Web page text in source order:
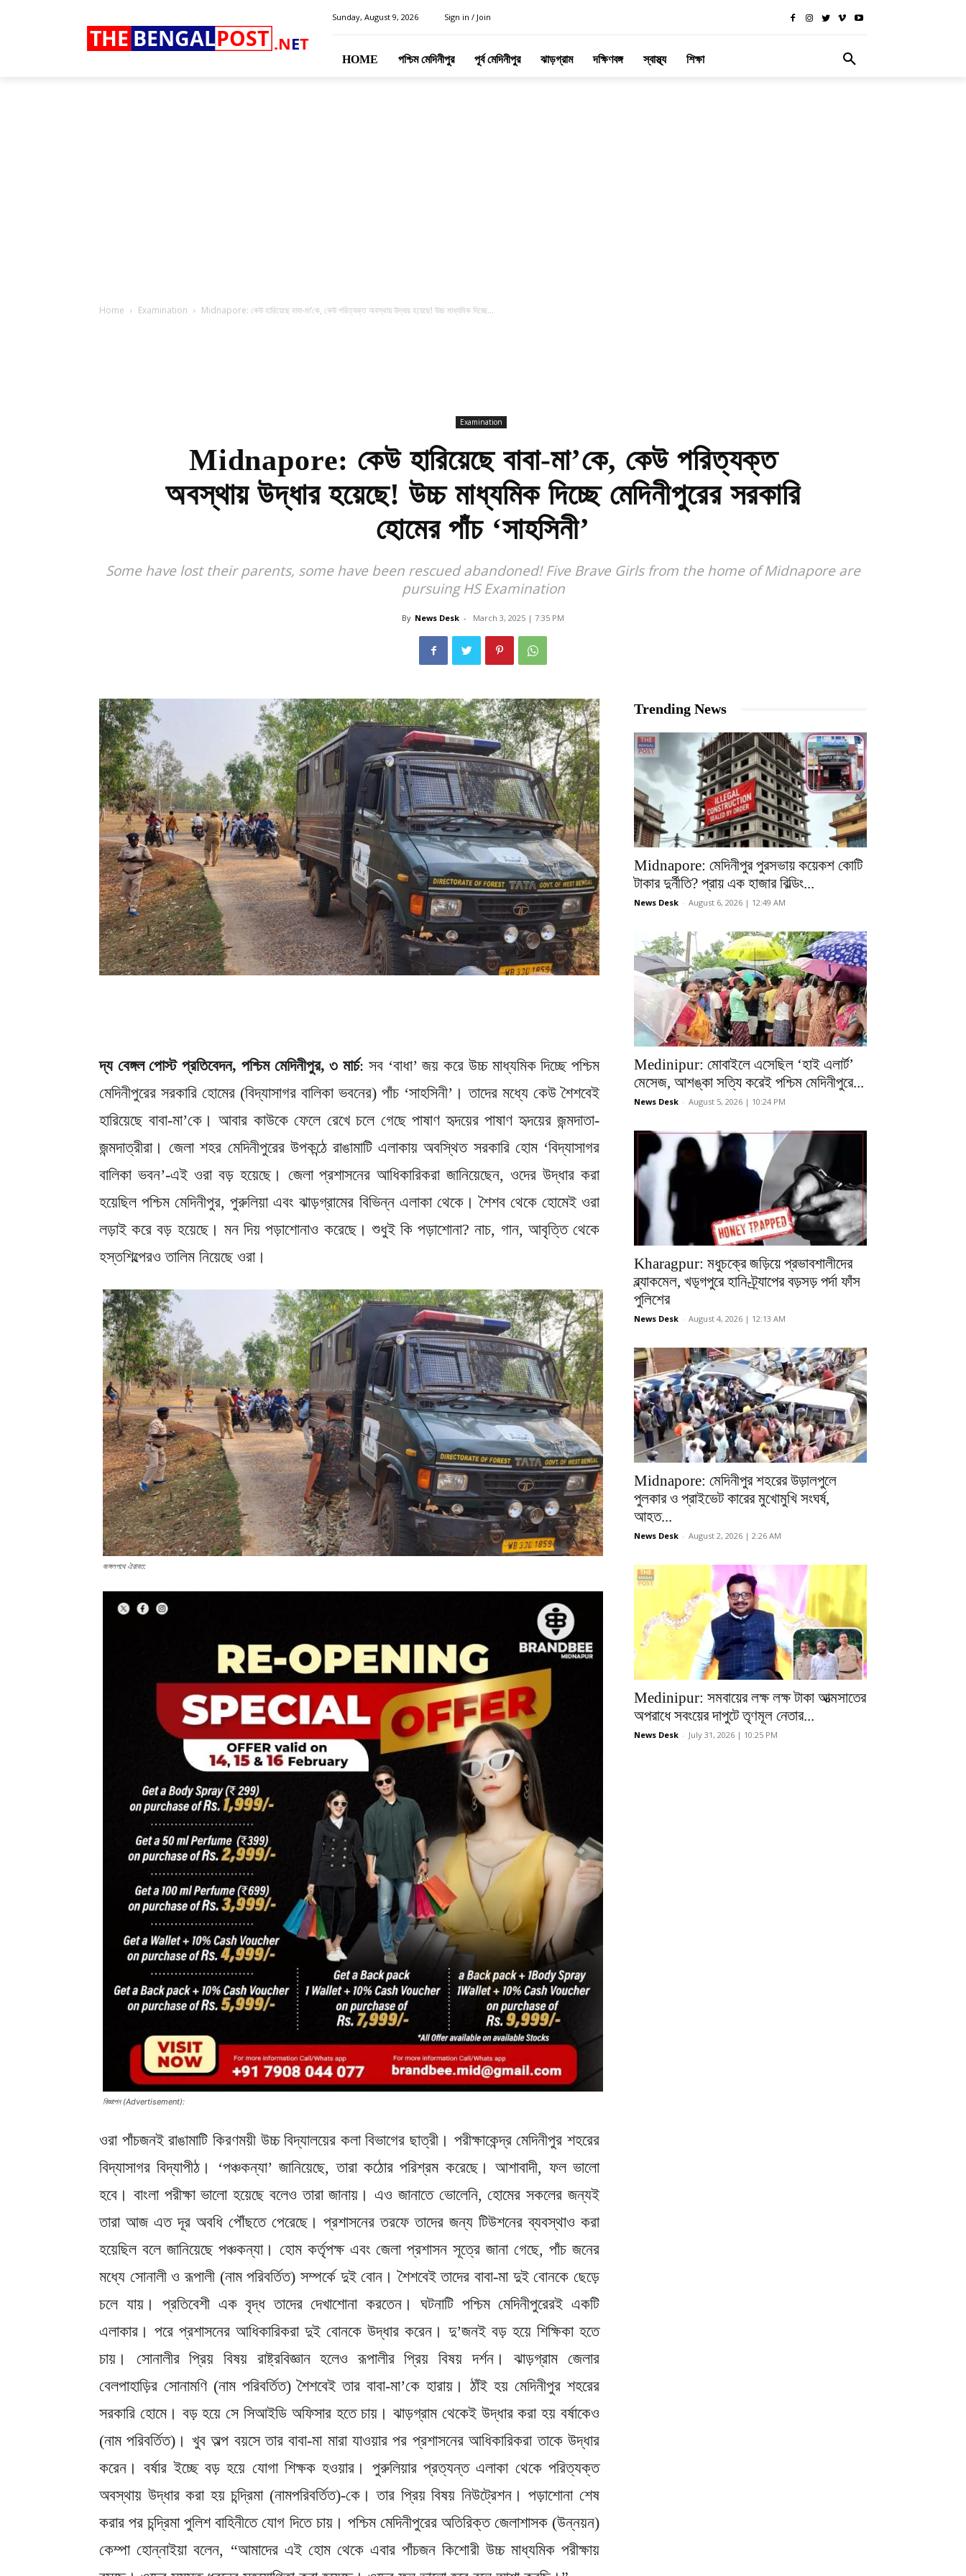
.NET
THE BENGALPOST
Sunday, August 9, 2026 Sign in / Join
HOME পশ্চিম মেদিনীপুর পূর্ব মেদিনীপুর ঝাড়গ্রাম দক্ষিণবঙ্গ স্বাস্থ্য শিক্ষা
Home Examination Midnapore: কেউ হারিয়েছে বাবা-মা’কে, কেউ পরিত্যক্ত অবস্থায় উদ্ধার হয়েছে! উচ্চ মাধ্যমিক দিচ্ছে...
Examination
Midnapore: কেউ হারিয়েছে বাবা-মা’কে, কেউ পরিত্যক্ত
অবস্থায় উদ্ধার হয়েছে! উচ্চ মাধ্যমিক দিচ্ছে মেদিনীপুরের সরকারি
হোমের পাঁচ ‘সাহসিনী’
Some have lost their parents, some have been rescued abandoned! Five Brave Girls from the home of Midnapore are
pursuing HS Examination
By News Desk - March 3, 2025 | 7:35 PM
দ্য বেঙ্গল পোস্ট প্রতিবেদন, পশ্চিম মেদিনীপুর, ৩ মার্চ: সব ‘বাধা’ জয় করে উচ্চ মাধ্যমিক দিচ্ছে পশ্চিম
মেদিনীপুরের সরকারি হোমের (বিদ্যাসাগর বালিকা ভবনের) পাঁচ ‘সাহসিনী’। তাদের মধ্যে কেউ শৈশবেই
হারিয়েছে বাবা-মা’কে। আবার কাউকে ফেলে রেখে চলে গেছে পাষাণ হৃদয়ের পাষাণ হৃদয়ের জন্মদাতা-
জন্মদাত্রীরা। জেলা শহর মেদিনীপুরের উপকন্ঠে রাঙামাটি এলাকায় অবস্থিত সরকারি হোম ‘বিদ্যাসাগর
বালিকা ভবন’-এই ওরা বড় হয়েছে। জেলা প্রশাসনের আধিকারিকরা জানিয়েছেন, ওদের উদ্ধার করা
হয়েছিল পশ্চিম মেদিনীপুর, পুরুলিয়া এবং ঝাড়গ্রামের বিভিন্ন এলাকা থেকে। শৈশব থেকে হোমেই ওরা
লড়াই করে বড় হয়েছে। মন দিয় পড়াশোনাও করেছে। শুধুই কি পড়াশোনা? নাচ, গান, আবৃত্তি থেকে
হস্তশিল্পেরও তালিম নিয়েছে ওরা।
জঙ্গলপথে ঐরাবত:
বিজ্ঞাপন (Advertisement):
ওরা পাঁচজনই রাঙামাটি কিরণময়ী উচ্চ বিদ্যালয়ের কলা বিভাগের ছাত্রী। পরীক্ষাকেন্দ্র মেদিনীপুর শহরের
বিদ্যাসাগর বিদ্যাপীঠ। ‘পঞ্চকন্যা’ জানিয়েছে, তারা কঠোর পরিশ্রম করেছে। আশাবাদী, ফল ভালো
হবে। বাংলা পরীক্ষা ভালো হয়েছে বলেও তারা জানায়। এও জানাতে ভোলেনি, হোমের সকলের জন্যই
তারা আজ এত দূর অবধি পৌঁছতে পেরেছে। প্রশাসনের তরফে তাদের জন্য টিউশনের ব্যবস্থাও করা
হয়েছিল বলে জানিয়েছে পঞ্চকন্যা। হোম কর্তৃপক্ষ এবং জেলা প্রশাসন সূত্রে জানা গেছে, পাঁচ জনের
মধ্যে সোনালী ও রূপালী (নাম পরিবর্তিত) সম্পর্কে দুই বোন। শৈশবেই তাদের বাবা-মা দুই বোনকে ছেড়ে
চলে যায়। প্রতিবেশী এক বৃদ্ধ তাদের দেখাশোনা করতেন। ঘটনাটি পশ্চিম মেদিনীপুরেরই একটি
এলাকার। পরে প্রশাসনের আধিকারিকরা দুই বোনকে উদ্ধার করেন। দু’জনই বড় হয়ে শিক্ষিকা হতে
চায়। সোনালীর প্রিয় বিষয় রাষ্ট্রবিজ্ঞান হলেও রূপালীর প্রিয় বিষয় দর্শন। ঝাড়গ্রাম জেলার
বেলপাহাড়ির সোনামণি (নাম পরিবর্তিত) শৈশবেই তার বাবা-মা’কে হারায়। ঠাঁই হয় মেদিনীপুর শহরের
সরকারি হোমে। বড় হয়ে সে সিআইডি অফিসার হতে চায়। ঝাড়গ্রাম থেকেই উদ্ধার করা হয় বর্ষাকেও
(নাম পরিবর্তিত)। খুব অল্প বয়সে তার বাবা-মা মারা যাওয়ার পর প্রশাসনের আধিকারিকরা তাকে উদ্ধার
করেন। বর্ষার ইচ্ছে বড় হয়ে যোগা শিক্ষক হওয়ার। পুরুলিয়ার প্রত্যন্ত এলাকা থেকে পরিত্যক্ত
অবস্থায় উদ্ধার করা হয় চন্দ্রিমা (নামপরিবর্তিত)-কে। তার প্রিয় বিষয় নিউট্রেশন। পড়াশোনা শেষ
করার পর চন্দ্রিমা পুলিশ বাহিনীতে যোগ দিতে চায়। পশ্চিম মেদিনীপুরের অতিরিক্ত জেলাশাসক (উন্নয়ন)
কেম্পা হোন্নাইয়া বলেন, “আমাদের এই হোম থেকে এবার পাঁচজন কিশোরী উচ্চ মাধ্যমিক পরীক্ষায়
Trending News
Midnapore: মেদিনীপুর পুরসভায় কয়েকশ কোটি
টাকার দুর্নীতি? প্রায় এক হাজার বিল্ডিং...
News Desk - August 6, 2026 | 12:49 AM
Medinipur: মোবাইলে এসেছিল ‘হাই এলার্ট’
মেসেজ, আশঙ্কা সত্যি করেই পশ্চিম মেদিনীপুরে...
News Desk - August 5, 2026 | 10:24 PM
Kharagpur: মধুচক্রে জড়িয়ে প্রভাবশালীদের
ব্ল্যাকমেল, খড়্গপুরে হানি-ট্র্যাপের বড়সড় পর্দা ফাঁস
পুলিশের
News Desk - August 4, 2026 | 12:13 AM
Midnapore: মেদিনীপুর শহরের উড়ালপুলে
পুলকার ও প্রাইভেট কারের মুখোমুখি সংঘর্ষ,
আহত...
News Desk - August 2, 2026 | 2:26 AM
Medinipur: সমবায়ের লক্ষ লক্ষ টাকা আত্মসাতের
অপরাধে সবংয়ের দাপুটে তৃণমূল নেতার...
News Desk - July 31, 2026 | 10:25 PM